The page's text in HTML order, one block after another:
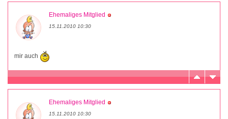
Ehemaliges Mitglied
15.11.2010 10:30
mir auch
Ehemaliges Mitglied
15.11.2010 10:30